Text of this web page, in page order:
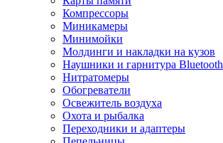
Компрессоры
Миникамеры
Минимойки
Молдинги и накладки на кузов
Наушники и гарнитура Bluetooth
Нитратомеры
Обогреватели
Освежитель воздуха
Охота и рыбалка
Переходники и адаптеры